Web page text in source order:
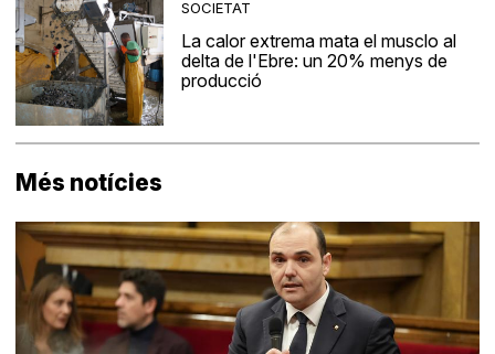
SOCIETAT
La calor extrema mata el musclo al
delta de l'Ebre: un 20% menys de
producció
Més notícies